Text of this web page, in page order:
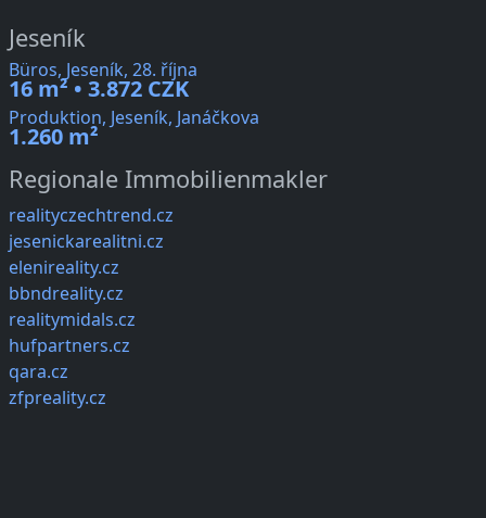
Jeseník
Büros, Jeseník, 28. října
16 m² • 3.872 CZK
Produktion, Jeseník, Janáčkova
1.260 m²
Regionale Immobilienmakler
realityczechtrend.cz
jesenickarealitni.cz
elenireality.cz
bbndreality.cz
realitymidals.cz
hufpartners.cz
qara.cz
zfpreality.cz